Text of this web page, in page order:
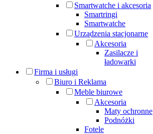
Smartwatche i akcesoria
Smartringi
Smartwatche
Urządzenia stacjonarne
Akcesoria
Zasilacze i
ładowarki
Firma i usługi
Biuro i Reklama
Meble biurowe
Akcesoria
Maty ochronne
Podnóżki
Fotele